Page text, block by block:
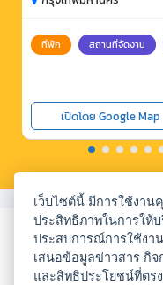
ที่พัก สถานที่จัดงาน
เปิดโดย Google Map
เว็บไซต์นี้ มีการใช้งาน
ประสิทธิภาพในการให้
ประสบการณ์การใช้งา
เสนอข้อมูลข่าวสาร กิ
และสิทธิประโยชน์ที่ต